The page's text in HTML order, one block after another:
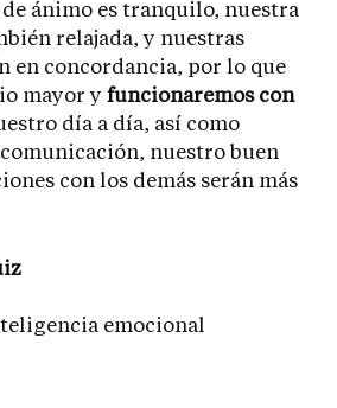
ánimo es tranquilo, nuestra
relajada, y nuestras
en concordancia, por lo que
mayor y funcionaremos con
día a día, así como
nuestro buen
con los demás serán más
emocional